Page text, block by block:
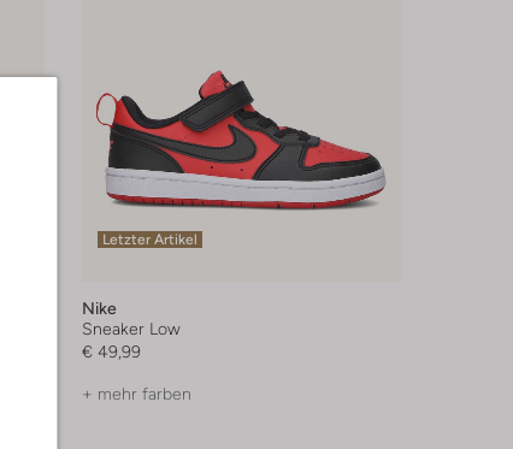
Letzter Artikel
Nike
Sneaker Low
€ 49,99
+ mehr farben